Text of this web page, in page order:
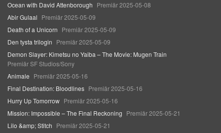
Ocean with David Attenborough Premiär 2025-05-08
Abir Gulaal Premiär 2025-05-09
Death of a Unicorn Premiär 2025-05-09
Den tysta trilogin Premiär 2025-05-09
Demon Slayer: Kimetsu no Yaiba – The Movie: Mugen Train
Premiär SF Studios/Sony
Animale Premiär 2025-05-16
Final Destination: Bloodlines Premiär 2025-05-16
Hurry Up Tomorrow Premiär 2025-05-16
Mission: Impossible – The Final Reckoning Premiär 2025-05-21
Lilo &amp; Stitch Premiär 2025-05-21